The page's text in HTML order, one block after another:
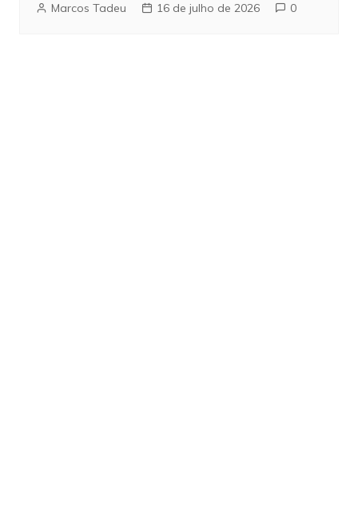
Marcos Tadeu 16 de julho de 2026 0